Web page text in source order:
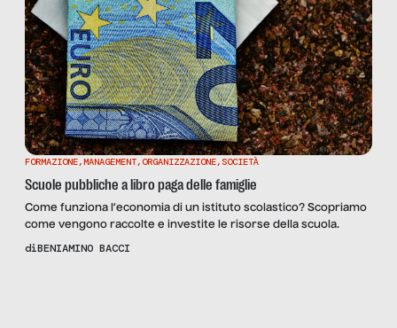
FORMAZIONE,MANAGEMENT,ORGANIZZAZIONE, SOCIETÀ
Scuole pubbliche a libro paga delle famiglie
Come funziona l’economia di un istituto scolastico? Scopriamo
come vengono raccolte e investite le risorse della scuola.
diBENIAMINO BACCI